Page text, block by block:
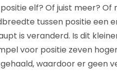
elf? Of juist meer? Of
tussen positie een
is veranderd. Is dit
voor positie zeven
waardoor er geen